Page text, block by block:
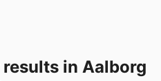
in Aalborg